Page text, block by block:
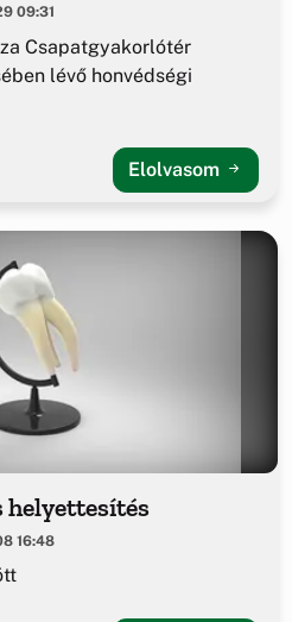
09:31
Csapatgyakorlótér
lévő honvédségi
Elolvasom
helyettesítés
16:48